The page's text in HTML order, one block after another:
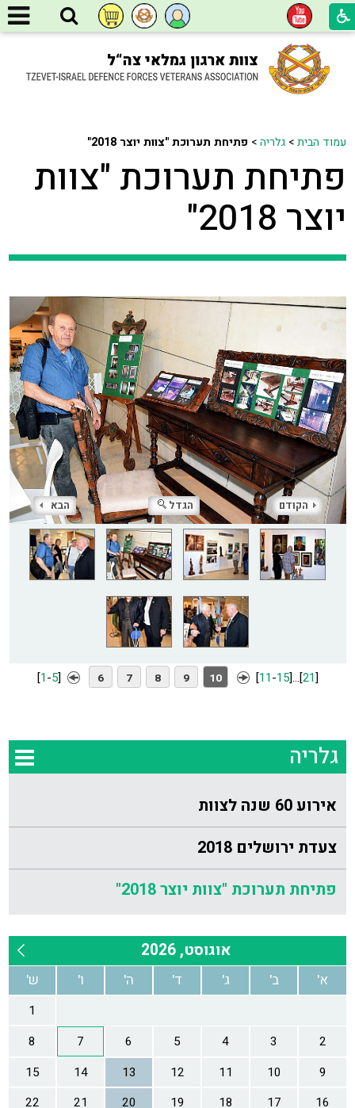
עמוד הבית>גלריה> פתיחת תערוכת "צוות יוצר 2018"
פתיחת תערוכת "צוות
יוצר 2018"
הקודם הגדל הבא
[1-5] 6 7 8 9 10 [11-15]...[21]
גלריה
אירוע 60 שנה לצוות
צעדת ירושלים 2018
פתיחת תערוכת "צוות יוצר 2018"